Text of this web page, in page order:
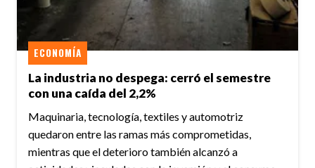
La industria no despega: cerró el semestre
con una caída del 2,2%
ECONOMÍA
Maquinaria, tecnología, textiles y automotriz
quedaron entre las ramas más comprometidas,
mientras que el deterioro también alcanzó a